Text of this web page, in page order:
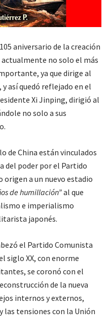
aniversario de la creación
no solo el más
ya que dirige al
así quedó reflejado en el
Xi Jinping, dirigió al
no solo a sus
de China están vinculados
del poder por el Partido
origen a un nuevo estadio
de humillación”al que
e imperialismo
japonés.
el Partido Comunista
siglo XX, con enorme
se coronó con el
de la nueva
internos y externos,
las tensiones con la Unión